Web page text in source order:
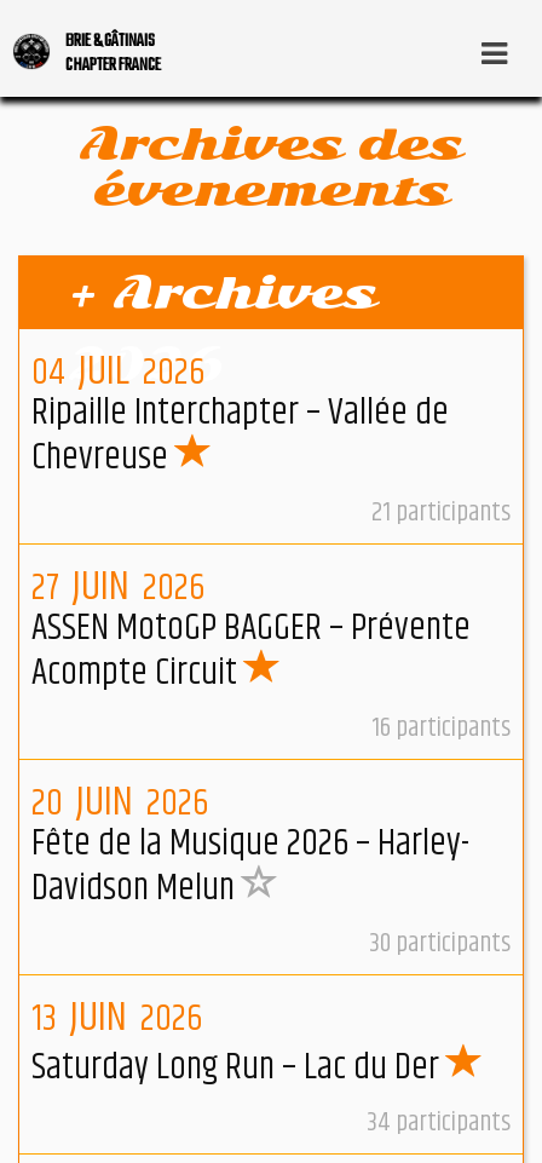
BRIE & GÂTINAIS
CHAPTER FRANCE
Archives des
évenements
+ Archives
2026
04 JUIL 2026
Ripaille Interchapter – Vallée de
Chevreuse
21 participants
27 JUIN 2026
ASSEN MotoGP BAGGER – Prévente
Acompte Circuit
16 participants
20 JUIN 2026
Fête de la Musique 2026 – Harley-
Davidson Melun
30 participants
13 JUIN 2026
Saturday Long Run – Lac du Der
34 participants